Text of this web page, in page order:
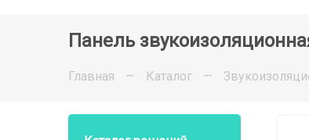
Панель
Главная — Каталог —